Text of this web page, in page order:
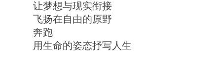
让梦想与现实衔接
飞扬在自由的原野
奔跑
用生命的姿态抒写人生